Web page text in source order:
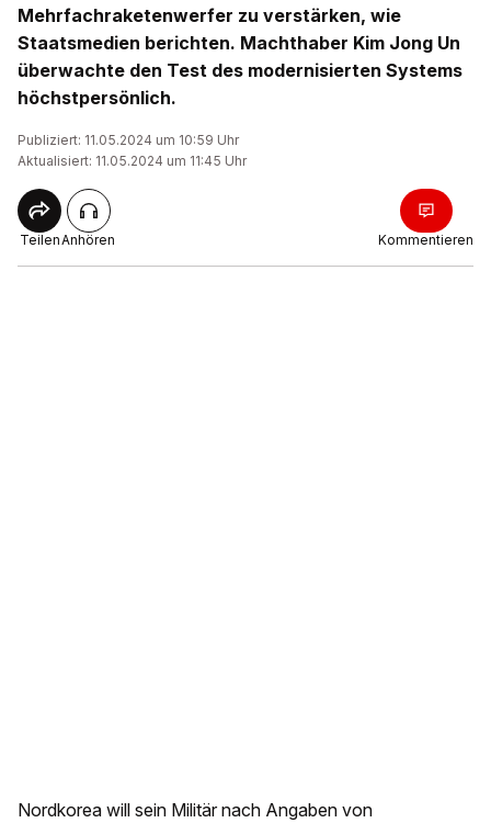
Mehrfachraketenwerfer zu verstärken, wie
Staatsmedien berichten. Machthaber Kim Jong Un
überwachte den Test des modernisierten Systems
höchstpersönlich.
Publiziert: 11.05.2024 um 10:59 Uhr
Aktualisiert: 11.05.2024 um 11:45 Uhr
TeilenAnhören Kommentieren
Nordkorea will sein Militär nach Angaben von